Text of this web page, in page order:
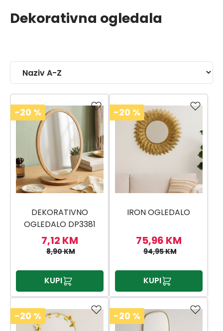
Dekorativna ogledala
-20 %
DEKORATIVNO
OGLEDALO DP3381
7,12 KM
8,90 KM
KUPI
-20 %
IRON OGLEDALO
75,96 KM
94,95 KM
KUPI
-20 % -20 %